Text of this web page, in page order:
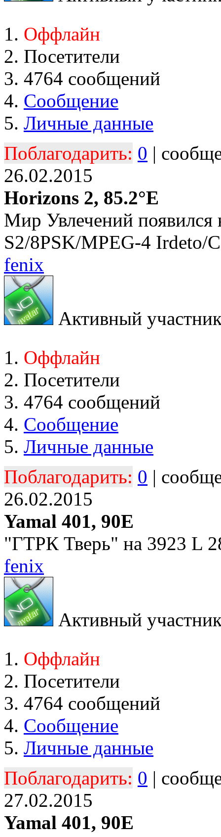
Оффлайн
Посетители
4764 сообщений
Сообщение
Личные данные
Поблагодарить: 0 |
26.02.2015
Horizons 2, 85.2°E
Мир Увлечений
S2/8PSK/MPEG-4 Irdeto/
fenix
Активный
Оффлайн
Посетители
4764 сообщений
Сообщение
Личные данные
Поблагодарить: 0 |
26.02.2015
Yamal 401, 90E
"ГТРК Тверь" на 3923 L
fenix
Активный
Оффлайн
Посетители
4764 сообщений
Сообщение
Личные данные
Поблагодарить: 0 |
27.02.2015
Yamal 401, 90E